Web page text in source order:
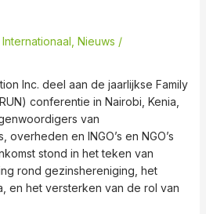
Internationaal Nieuws /
Inc. deel aan de jaarlijkse Family
conferentie in Nairobi, Kenia,
van
en INGO’s en NGO’s
stond in het teken van
rond gezinshereniging, het
en het versterken van de rol van